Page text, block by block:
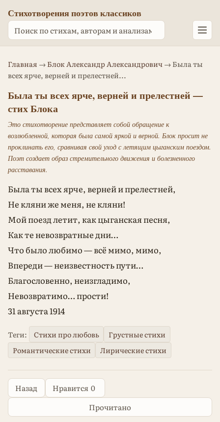
Стихотворения поэтов классиков
Главная →Блок Александр Александрович → Была ты
всех ярче, верней и прелестней...
Была ты всех ярче, верней и прелестней —
стих Блока
Это стихотворение представляет собой обращение к
возлюбленной, которая была самой яркой и верной. Блок просит не
проклинать его, сравнивая свой уход с летящим цыганским поездом.
Поэт создает образ стремительного движения и болезненного
расставания.
Была ты всех ярче, верней и прелестней,
Не кляни же меня, не кляни!
Мой поезд летит, как цыганская песня,
Как те невозвратные дни…
Что было любимо — всё мимо, мимо,
Впереди — неизвестность пути…
Благословенно, неизгладимо,
Невозвратимо… прости!
31 августа 1914
Теги: Стихи про любовь
Грустные стихи
Романтические стихи
Лирические стихи
Назад Нравится 0
Прочитано